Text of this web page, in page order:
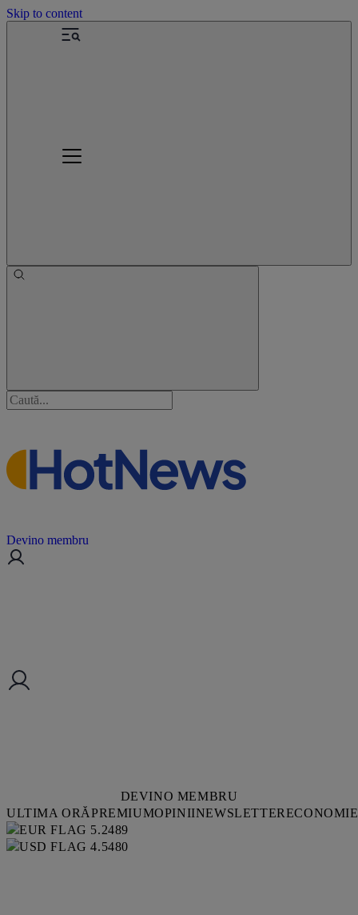
Skip to content
Devino membru
DEVINO MEMBRU
ULTIMA ORĂPREMIUMOPINIINEWSLETTERECONOMIE
5.2489
4.5480